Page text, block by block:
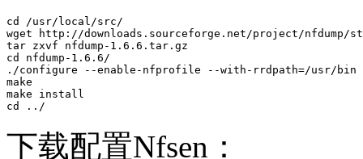
cd /usr/local/src/
wget http://downloads.sourceforge.net/project/nfdump/
tar zxvf nfdump-1.6.6.tar.gz
cd nfdump-1.6.6/
./configure --enable-nfprofile --with-rrdpath=/usr/bin
make
make install
cd ../
下载配置Nfsen：